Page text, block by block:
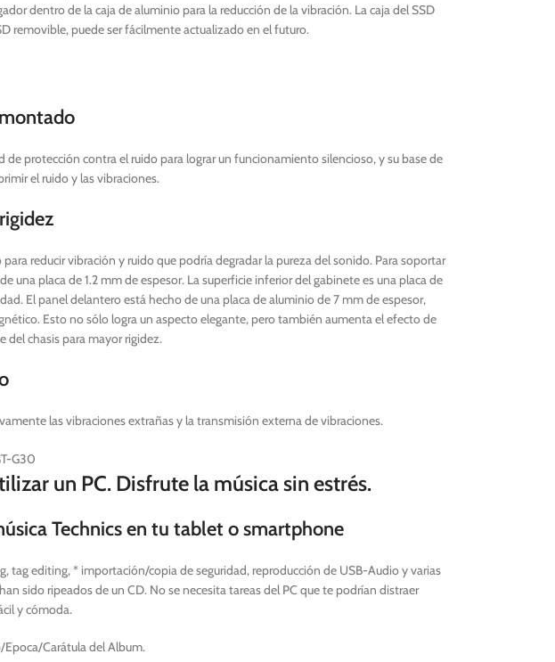
dentro de la caja de aluminio para la reducción de la vibración. La caja del SSD
removible, puede ser fácilmente actualizado en el futuro.
protección contra el ruido para lograr un funcionamiento silencioso, y su base de
el ruido y las vibraciones.
reducir vibración y ruido que podría degradar la pureza del sonido. Para soportar
placa de 1.2 mm de espesor. La superficie inferior del gabinete es una placa de
El panel delantero está hecho de una placa de aluminio de 7 mm de espesor,
Esto no sólo logra un aspecto elegante, pero también aumenta el efecto de
del chasis para mayor rigidez.
las vibraciones extrañas y la transmisión externa de vibraciones.
un PC. Disfrute la música sin estrés.
Technics en tu tablet o smartphone
editing, * importación/copia de seguridad, reproducción de USB-Audio y varias
sido ripeados de un CD. No se necesita tareas del PC que te podrían distraer
y cómoda.
Carátula del Album.